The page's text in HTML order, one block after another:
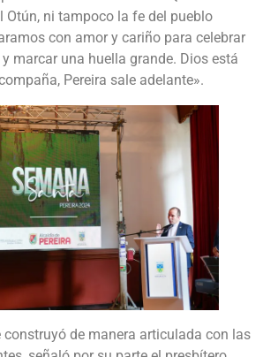
Otún, ni tampoco la fe del pueblo
con amor y cariño para celebrar
marcar una huella grande. Dios está
Pereira sale adelante».
de manera articulada con las